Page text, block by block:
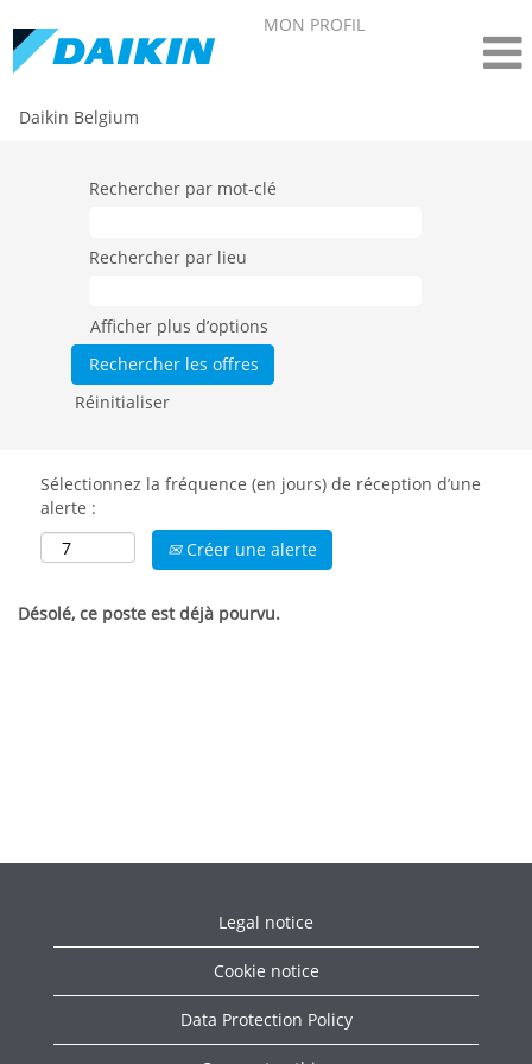
MON PROFIL
Daikin Belgium
Rechercher par mot-clé
Rechercher par lieu
Afficher plus d’options
Réinitialiser
Sélectionnez la fréquence (en jours) de réception d’une
alerte :
Créer une alerte
Désolé, ce poste est déjà pourvu.
Legal notice
Cookie notice
Data Protection Policy